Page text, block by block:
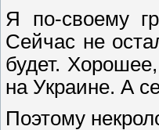
Я по-своему
Сейчас не
будет.
на Украине. А
Поэтому